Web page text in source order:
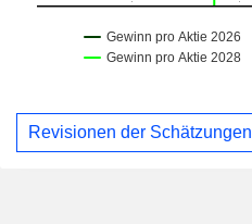
Revisionen der Schätzungen